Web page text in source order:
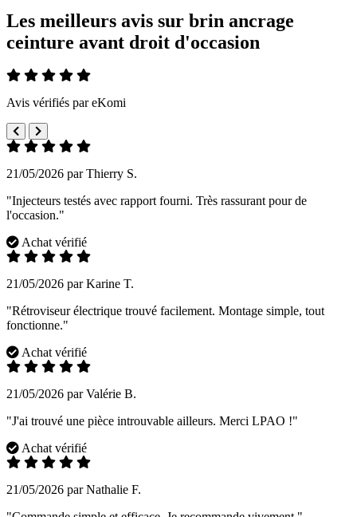
Les meilleurs avis sur brin ancrage
ceinture avant droit d'occasion
Avis vérifiés par eKomi
21/05/2026 par Thierry S.
"Injecteurs testés avec rapport fourni. Très rassurant pour de
l'occasion."
Achat vérifié
21/05/2026 par Karine T.
"Rétroviseur électrique trouvé facilement. Montage simple, tout
fonctionne."
Achat vérifié
21/05/2026 par Valérie B.
"J'ai trouvé une pièce introuvable ailleurs. Merci LPAO !"
Achat vérifié
21/05/2026 par Nathalie F.